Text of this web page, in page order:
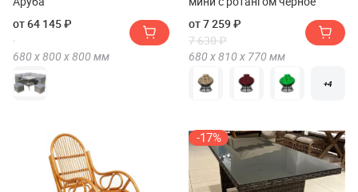
от 64 145 ₽
680 х800 х800 мм
от 7 259 ₽
7 630 ₽
680 х810 х 770 мм
+4
-17%